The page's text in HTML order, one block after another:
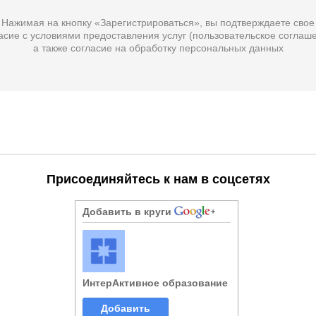
Нажимая на кнопку «Зарегистрироваться», вы подтверждаете свое
с условиями предоставления услуг (пользовательское
а также согласие на обработку персональных данных
Присоединяйтесь к нам в соцсетях
Добавить в круги
ИнтерАктивное образование
Добавить